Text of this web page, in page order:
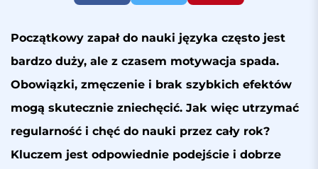
Początkowy zapał do nauki języka często jest
bardzo duży, ale z czasem motywacja spada.
Obowiązki, zmęczenie i brak szybkich efektów
mogą skutecznie zniechęcić. Jak więc utrzymać
regularność i chęć do nauki przez cały rok?
Kluczem jest odpowiednie podejście i dobrze